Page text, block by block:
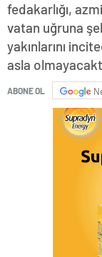
fedakarlığı,
vatan uğruna
yakınlarını
asla
ABONE OL